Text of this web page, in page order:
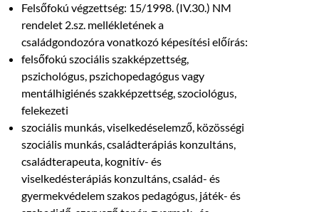
Felsőfokú végzettség: 15/1998. (IV.30.) NM
rendelet 2.sz. mellékletének a
családgondozóra vonatkozó képesítési előírás:
felsőfokú szociális szakképzettség,
pszichológus, pszichopedagógus vagy
mentálhigiénés szakképzettség, szociológus,
felekezeti
szociális munkás, viselkedéselemző, közösségi
szociális munkás, családterápiás konzultáns,
családterapeuta, kognitív- és
viselkedésterápiás konzultáns, család- és
gyermekvédelem szakos pedagógus, játék- és